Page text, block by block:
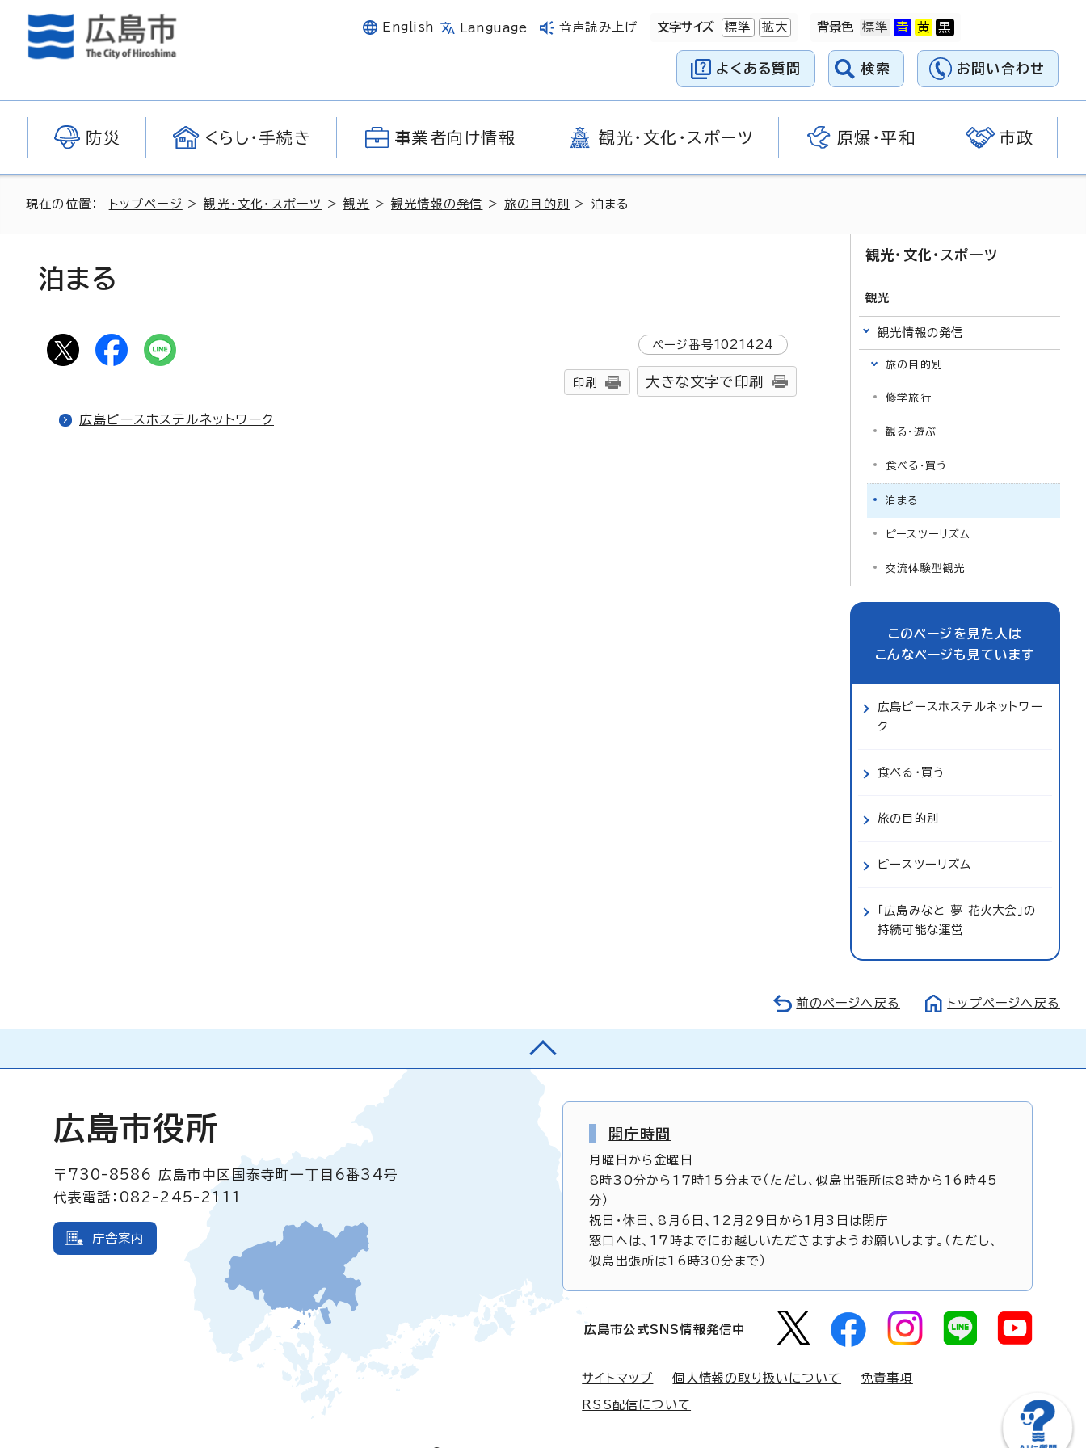
English Language 音声読み上げ 文字サイズ 標準 拡大 背景色
よくある質問 検索 お問い合わせ
防災 くらし・手続き 事業者向け情報 観光・文化・スポーツ 原爆・平和 市政
現在の位置： トップページ >観光・文化・スポーツ >観光 >観光情報の発信 >旅の目的別 > 泊まる
泊まる
ページ番号1021424
印刷 大きな文字で印刷
広島ピースホステルネットワーク
観光・文化・スポーツ
観光
観光情報の発信
旅の目的別
修学旅行
観る・遊ぶ
食べる・買う
泊まる
ピースツーリズム
交流体験型観光
このページを見た人は
こんなページも見ています
広島ピースホステルネットワー
ク
食べる・買う
旅の目的別
ピースツーリズム
「広島みなと 夢 花火大会」の
持続可能な運営
前のページへ戻る トップページへ戻る
広島市役所
〒730-8586
広島市中区国泰寺町一丁目6番34号
代表電話：082-245-2111
庁舎案内
開庁時間
月曜日から金曜日
8時30分から17時15分まで（ただし、似島出張所は8時から16時45
分）
祝日・休日、8月6日、12月29日から1月3日は閉庁
窓口へは、17時までにお越しいただきますようお願いします。（ただし、
似島出張所は16時30分まで）
広島市公式SNS情報発信中
サイトマップ 個人情報の取り扱いについて 免責事項
RSS配信について